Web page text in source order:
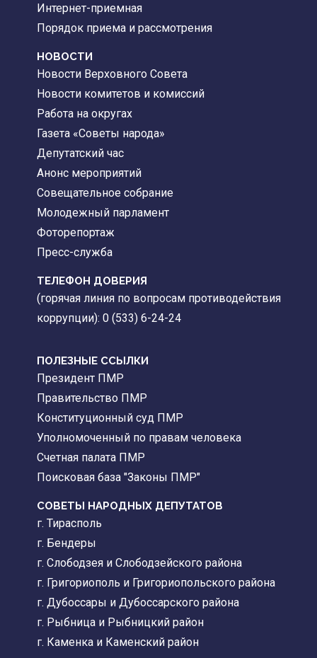
Интернет-приемная
Порядок приема и рассмотрения
НОВОСТИ
Новости Верховного Совета
Новости комитетов и комиссий
Работа на округах
Газета «Советы народа»
Депутатский час
Анонс мероприятий
Совещательное собрание
Молодежный парламент
Фоторепортаж
Пресс-служба
ТЕЛЕФОН ДОВЕРИЯ
(горячая линия по вопросам противодействия
коррупции): 0 (533) 6-24-24
ПОЛЕЗНЫЕ ССЫЛКИ
Президент ПМР
Правительство ПМР
Конституционный суд ПМР
Уполномоченный по правам человека
Счетная палата ПМР
Поисковая база "Законы ПМР"
СОВЕТЫ НАРОДНЫХ ДЕПУТАТОВ
г. Тирасполь
г. Бендеры
г. Слободзея и Слободзейского района
г. Григориополь и Григориопольского района
г. Дубоссары и Дубоссарского района
г. Рыбница и Рыбницкий район
г. Каменка и Каменский район